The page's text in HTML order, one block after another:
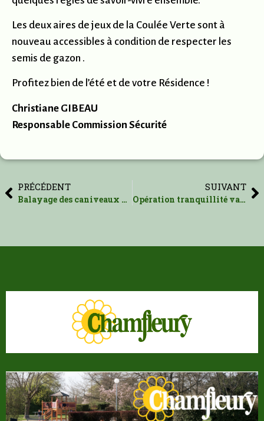
Les deux aires de jeux de la Coulée Verte sont à
nouveau accessibles à condition de respecter les
semis de gazon .
Profitez bien de l’été et de votre Résidence !
Christiane GIBEAU
Responsable Commission Sécurité
PRÉCÉDENT
Balayage des caniveaux de l’ensemble de la Résidence jeudi 17 mai 2018
SUIVANT
Opération tranquillité vacances